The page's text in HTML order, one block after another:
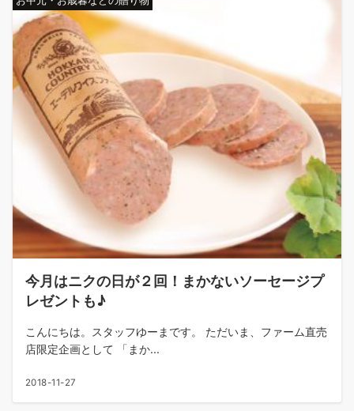
今月はニクの日が２回！まかないソーセージプ
レゼントも♪
こんにちは。スタッフゆーまです。 ただいま、ファーム直売
店限定企画として 「まか...
2018-11-27